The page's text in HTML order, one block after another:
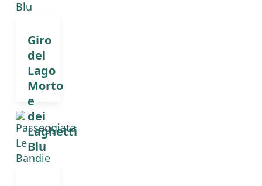
Giro
del
Lago
Morto
e
dei
Laghetti
Blu